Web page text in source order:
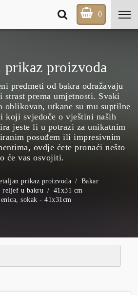
0
prikaz proizvoda
predmeti od bakra odražavaju
strast prema umjetnosti. Svaki
utkane su mu suptilne
koji svjedoče o vještini naših
jeste li u potrazi za unikatnim
posuđem ili impresivnim
ovdje ćete pronaći nešto
će vas osvojiti.
prikaz proizvoda
Bakar
reljef u bakru
41x31 cm
sokak - 41x31cm